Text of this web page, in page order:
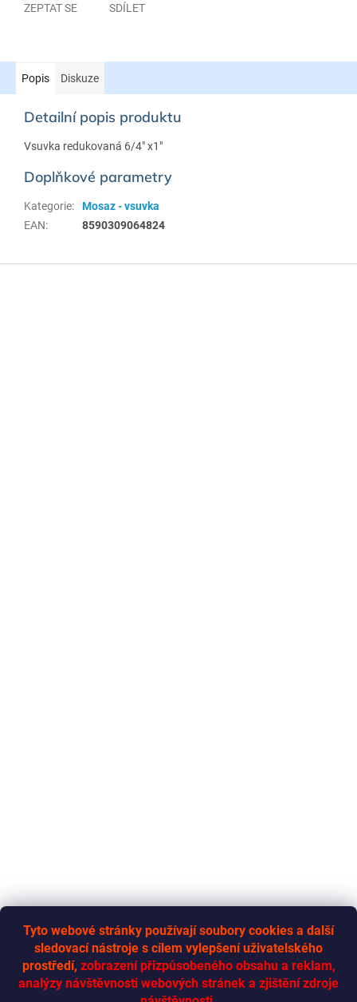
Tyto webové stránky používají soubory cookies a další
sledovací nástroje s cílem vylepšení uživatelského
prostředí, zobrazení přizpůsobeného obsahu a reklam,
analýzy návštěvnosti webových stránek a zjištění zdroje
ZEPTAT SE SDÍLET
Popis Diskuze
Detailní popis produktu
Vsuvka redukovaná 6/4" x1"
Doplňkové parametry
Kategorie:
Mosaz - vsuvka
EAN: 8590309064824
Z
RYCHLÁ-DODÁVKA.CZ